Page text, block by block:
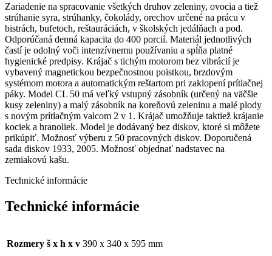
Zariadenie na spracovanie všetkých druhov zeleniny, ovocia a tiež
strúhanie syra, strúhanky, čokolády, orechov určené na prácu v
bistrách, bufetoch, reštauráciách, v školských jedálňach a pod.
Odporúčaná denná kapacita do 400 porcií. Materiál jednotlivých
častí je odolný voči intenzívnemu používaniu a spĺňa platné
hygienické predpisy. Krájač s tichým motorom bez vibrácií je
vybavený magnetickou bezpečnostnou poistkou, brzdovým
systémom motora a automatickým reštartom pri zaklopení prítlačnej
páky. Model CL 50 má veľký vstupný zásobník (určený na väčšie
kusy zeleniny) a malý zásobník na koreňovú zeleninu a malé plody
s novým prítlačným valcom 2 v 1. Krájač umožňuje taktiež krájanie
kociek a hranoliek. Model je dodávaný bez diskov, ktoré si môžete
prikúpiť. Možnosť výberu z 50 pracovných diskov. Doporučená
sada diskov 1933, 2005. Možnosť objednať nadstavec na
zemiakovú kašu.
Technické informácie
Technické informácie
Rozmery š x h x v 390 x 340 x 595 mm